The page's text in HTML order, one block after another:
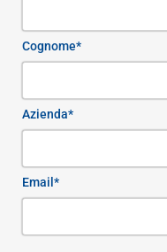
Cognome*
Azienda*
Email*